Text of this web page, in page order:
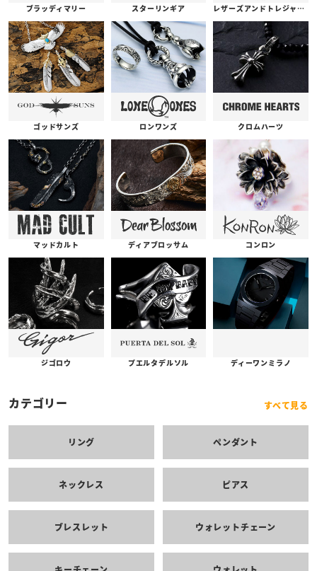
ブラッディマリー スターリンギア レザーズアンドトレジャーズ
ゴッドサンズ ロンワンズ クロムハーツ
マッドカルト ディアブロッサム コンロン
ジゴロウ プエルタデルソル ディーワンミラノ
カテゴリー すべて見る
リング ペンダント
ネックレス ピアス
ブレスレット ウォレットチェーン